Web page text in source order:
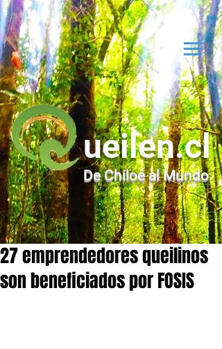
ueilen.cl
De Chiloé al Mundo
27 emprendedores queilinos
son beneficiados por FOSIS